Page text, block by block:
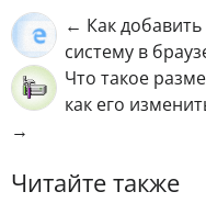
← Как
систему в
Что такое
как его
→
Читайте также